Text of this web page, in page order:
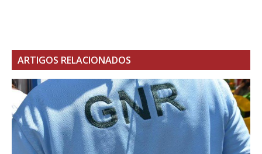
ARTIGOS RELACIONADOS